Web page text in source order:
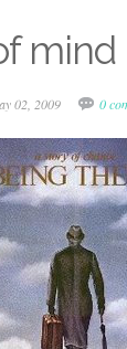
mind
02, 2009 0